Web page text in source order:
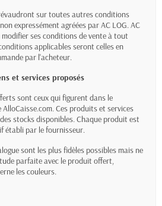
sur toutes autres conditions
expressément agréées par AC LOG. AC
modifier ses conditions de vente à tout
applicables seront celles en
par l'acheteur.
et services proposés
sont ceux qui figurent dans le
Ces produits et services
stocks disponibles. Chaque produit est
établi par le fournisseur.
sont les plus fidèles possibles mais ne
parfaite avec le produit offert,
les couleurs.